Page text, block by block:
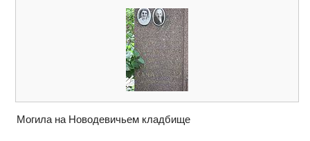
Могила на Новодевичьем кладбище